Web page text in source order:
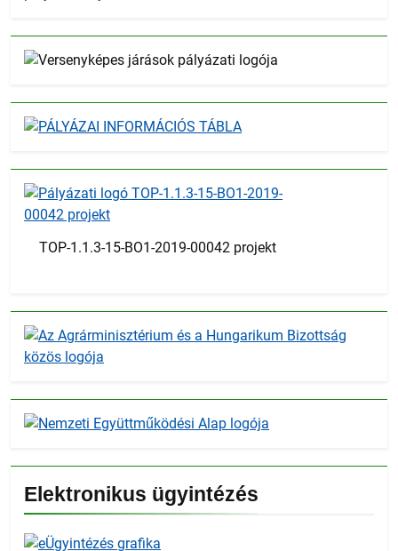
TOP-1.1.3-15-BO1-2019-00042 projekt
Elektronikus ügyintézés